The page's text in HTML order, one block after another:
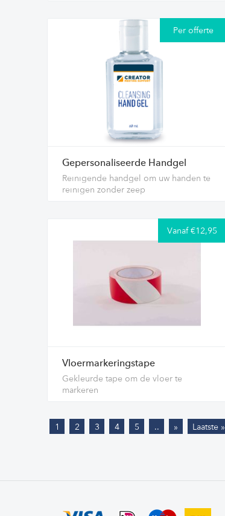
Per offerte
Gepersonaliseerde Handgel
Reinigende handgel om uw handen te
reinigen zonder zeep
Vanaf €12,95
Vloermarkeringstape
Gekleurde tape om de vloer te
markeren
1 2 3 4 5 .. » Laatste »